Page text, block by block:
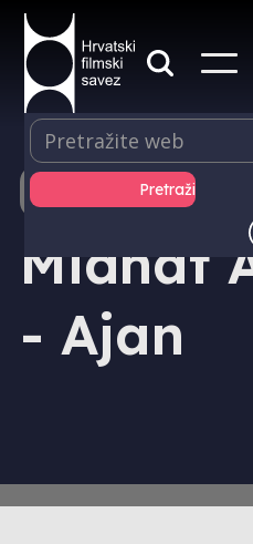
IZDAVAŠTVO -
LJETOPIS - AUTOR/
Midhat
- Ajan